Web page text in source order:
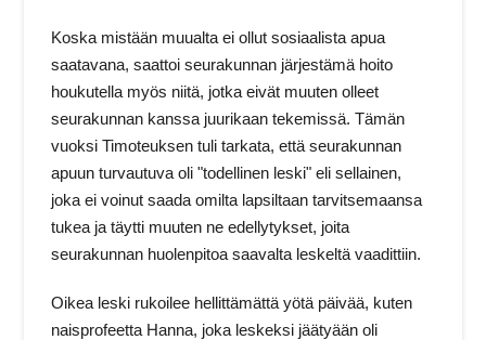
Koska mistään muualta ei ollut sosiaalista apua
saatavana, saattoi seurakunnan järjestämä hoito
houkutella myös niitä, jotka eivät muuten olleet
seurakunnan kanssa juurikaan tekemissä. Tämän
vuoksi Timoteuksen tuli tarkata, että seurakunnan
apuun turvautuva oli "todellinen leski" eli sellainen,
joka ei voinut saada omilta lapsiltaan tarvitsemaansa
tukea ja täytti muuten ne edellytykset, joita
seurakunnan huolenpitoa saavalta leskeltä vaadittiin.
Oikea leski rukoilee hellittämättä yötä päivää, kuten
naisprofeetta Hanna, joka leskeksi jäätyään oli